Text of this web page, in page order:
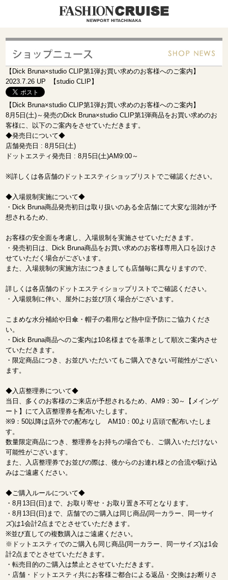
【Dick Bruna×studio CLIP第1弾お買い求めのお客様へのご案内】
2023.7.26 UP 【studio CLIP】
【Dick Bruna×studio CLIP第1弾お買い求めのお客様へのご案内】
8月5日(土)～発売のDick Bruna×studio CLIP第1弾商品をお買い求めのお
客様に、以下のご案内をさせていただきます。
◆発売日について◆
店舗発売日 : 8月5日(土)
ドットエスティ発売日 : 8月5日(土)AM9:00～
※詳しくは各店舗のドットエスティショップリストでご確認ください。
◆入場規制実施について◆
・Dick Bruna商品発売初日は取り扱いのある全店舗にて大変な混雑が予
想されるため、
お客様の安全面を考慮し、入場規制を実施させていただきます。
・発売初日は、Dick Bruna商品をお買い求めのお客様専用入口を設けさ
せていただく場合がございます。
また、入場規制の実施方法につきましても店舗毎に異なりますので、
詳しくは各店舗のドットエスティショップリストでご確認ください。
・入場規制に伴い、屋外にお並び頂く場合がございます。
こまめな水分補給や日傘・帽子の着用など熱中症予防にご協力くださ
い。
・Dick Bruna商品へのご案内は10名様までを基準として順次ご案内させ
ていただきます。
・限定商品につき、お並びいただいてもご購入できない可能性がござい
ます。
◆入店整理券について◆
当日、多くのお客様のご来店が予想されるため、AM9：30～【メインゲ
ート】にて入店整理券を配布いたします。
※9：50以降は店外での配布なし AM10：00より店頭で配布いたしま
す。
数量限定商品につき、整理券をお持ちの場合でも、ご購入いただけない
可能性がございます。
また、入店整理券でお並びの際は、後からのお連れ様との合流や駆け込
みはご遠慮ください。
◆ご購入ルールについて◆
・8月13日(日)まで、お取り寄せ・お取り置き不可となります。
・8月13日(日)まで、店舗でのご購入は同じ商品(同一カラー、同一サイ
ズ)は1会計2点までとさせていただきます。
※並び直しての複数購入はご遠慮ください。
※ドットエスティでのご購入も同じ商品(同一カラー、同一サイズ)は1会
計2点までとさせていただきます。
・転売目的のご購入は禁止とさせていただきます。
・店舗・ドットエスティ共にお客様ご都合による返品・交換はお断りさ